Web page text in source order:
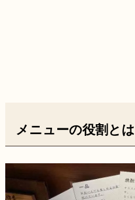
メニューの役割とは